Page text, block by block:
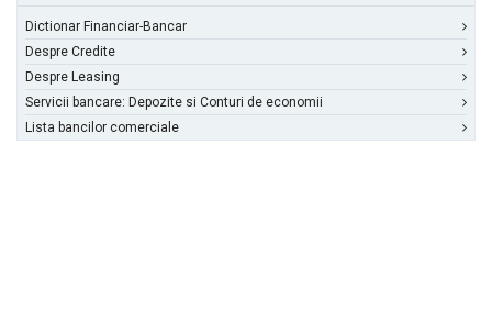
Dictionar Financiar-Bancar
Despre Credite
Despre Leasing
Servicii bancare: Depozite si Conturi de economii
Lista bancilor comerciale